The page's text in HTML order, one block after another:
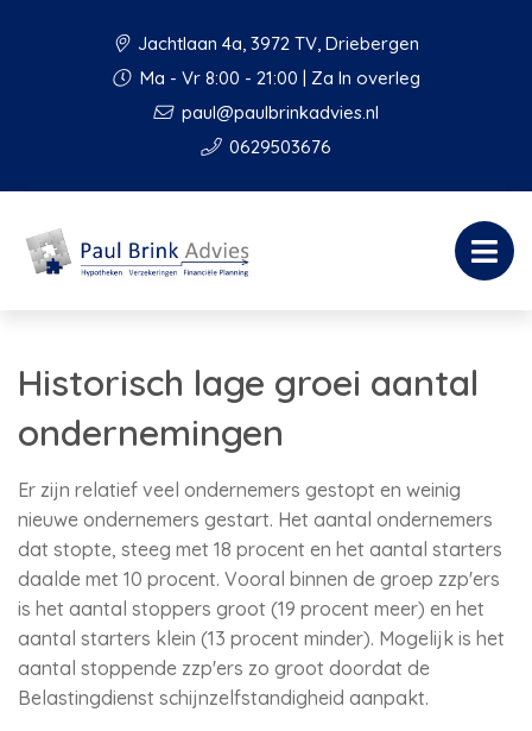
Jachtlaan 4a, 3972 TV, Driebergen
Ma - Vr 8:00 - 21:00 | Za In overleg
paul@paulbrinkadvies.nl
0629503676
Historisch lage groei aantal
ondernemingen
Er zijn relatief veel ondernemers gestopt en weinig
nieuwe ondernemers gestart. Het aantal ondernemers
dat stopte, steeg met 18 procent en het aantal starters
daalde met 10 procent. Vooral binnen de groep zzp'ers
is het aantal stoppers groot (19 procent meer) en het
aantal starters klein (13 procent minder). Mogelijk is het
aantal stoppende zzp'ers zo groot doordat de
Belastingdienst schijnzelfstandigheid aanpakt.